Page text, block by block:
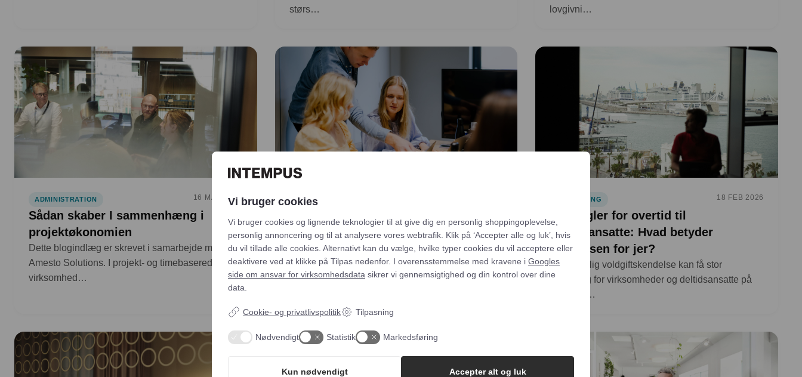
størs…
lovgivni…
ADMINISTRATION 16 MAR 2026
Sådan skaber I sammenhæng i
projektøkonomien
Dette blogindlæg er skrevet i samarbejde med
Amesto Solutions. I projekt- og timebaserede
virksomhed…
ADMINISTRATION
Omdan tidsdata til profit
Dette er et gæsteblogindlæg forfattet af Profiit. I
mange økonomiafdelinger ser man stadig
tidsregis…
LOVGIVNING 18 FEB 2026
Nye regler for overtid til
deltidsansatte: Hvad betyder
afgørelsen for jer?
En ny faglig voldgiftskendelse kan få stor
betydning for virksomheder og deltidsansatte på
industrie…
Vi bruger cookies
Vi bruger cookies og lignende teknologier til at give dig en personlig shoppingoplevelse,
personlig annoncering og til at analysere vores webtrafik. Klik på ‘Accepter alle og luk’, hvis
du vil tillade alle cookies. Alternativt kan du vælge, hvilke typer cookies du vil acceptere eller
deaktivere ved at klikke på Tilpas nedenfor. I overensstemmelse med kravene i Googles
side om ansvar for virksomhedsdata sikrer vi gennemsigtighed og din kontrol over dine
data.
Cookie- og privatlivspolitik Tilpasning
Nødvendigt Statistik Markedsføring
Kun nødvendigt Accepter alt og luk